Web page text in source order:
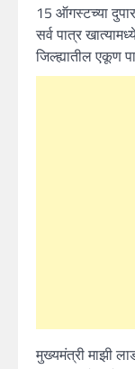
15 ऑगस्टच्या
सर्व पात्र
जिल्ह्यातील एकूण
मुख्यमंत्री माझी